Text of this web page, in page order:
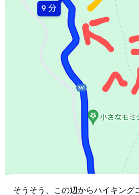
そうそう、この辺からハイキング